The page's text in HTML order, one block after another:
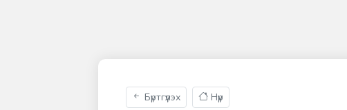
Бүртгүүлэх Нүүр